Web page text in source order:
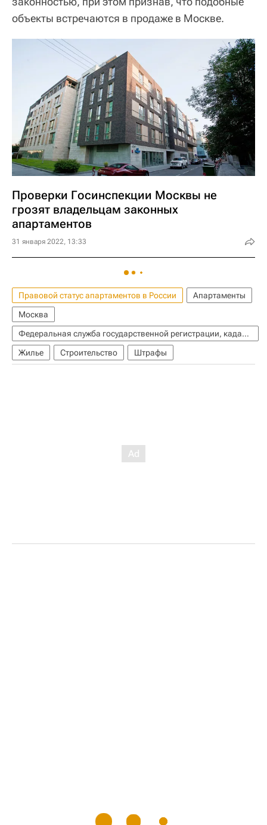
объекты встречаются в продаже в Москве.
Проверки Госинспекции Москвы не
грозят владельцам законных
апартаментов
31 января 2022, 13:33
Правовой статус апартаментов в России
Апартаменты
Москва
Федеральная служба государственной регистрации, кадастра и картографии (Росреестр)
Жилье
Строительство Штрафы